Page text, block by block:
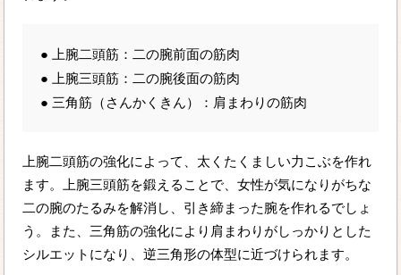
● 上腕二頭筋：二の腕前面の筋肉
● 上腕三頭筋：二の腕後面の筋肉
● 三角筋（さんかくきん）：肩まわりの筋肉
上腕二頭筋の強化によって、太くたくましい力こぶを作れ
ます。上腕三頭筋を鍛えることで、女性が気になりがちな
二の腕のたるみを解消し、引き締まった腕を作れるでしょ
う。また、三角筋の強化により肩まわりがしっかりとした
シルエットになり、逆三角形の体型に近づけられます。